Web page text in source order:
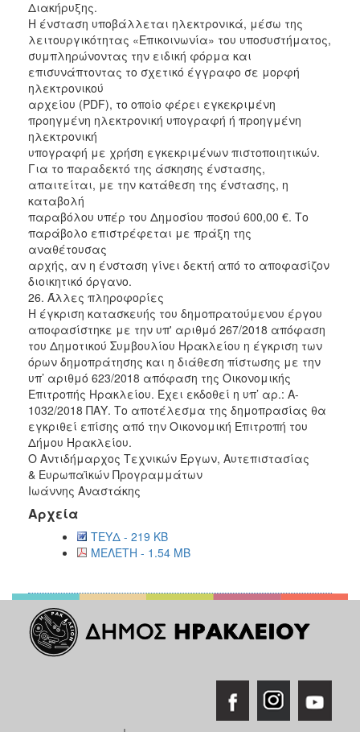
Διακήρυξης.
Η ένσταση υποβάλλεται ηλεκτρονικά, μέσω της
λειτουργικότητας «Επικοινωνία» του υποσυστήματος,
συμπληρώνοντας την ειδική φόρμα και
επισυνάπτοντας το σχετικό έγγραφο σε μορφή
ηλεκτρονικού
αρχείου (PDF), το οποίο φέρει εγκεκριμένη
προηγμένη ηλεκτρονική υπογραφή ή προηγμένη
ηλεκτρονική
υπογραφή με χρήση εγκεκριμένων πιστοποιητικών.
Για το παραδεκτό της άσκησης ένστασης,
απαιτείται, με την κατάθεση της ένστασης, η
καταβολή
παραβόλου υπέρ του Δημοσίου ποσού 600,00 €. Το
παράβολο επιστρέφεται με πράξη της
αναθέτουσας
αρχής, αν η ένσταση γίνει δεκτή από το αποφασίζον
διοικητικό όργανο.
26. Άλλες πληροφορίες
Η έγκριση κατασκευής του δημοπρατούμενου έργου
αποφασίστηκε με την υπ' αριθμό 267/2018 απόφαση
του Δημοτικού Συμβουλίου Ηρακλείου η έγκριση των
όρων δημοπράτησης και η διάθεση πίστωσης με την
υπ’ αριθμό 623/2018 απόφαση της Οικονομικής
Επιτροπής Ηρακλείου. Έχει εκδοθεί η υπ’ αρ.: Α-
1032/2018 ΠΑΥ. Το αποτέλεσμα της δημοπρασίας θα
εγκριθεί επίσης από την Οικονομική Επιτροπή του
Δήμου Ηρακλείου.
O Aντιδήμαρχος Τεχνικών Έργων, Αυτεπιστασίας
& Ευρωπαϊκών Προγραμμάτων
Ιωάννης Αναστάκης
Αρχεία
ΤΕΥΔ - 219 KB
ΜΕΛΕΤΗ - 1.54 MB